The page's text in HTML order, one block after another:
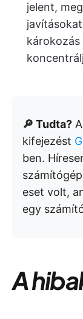
jelent,
🔎 Tudta?
kifejezést
ben.
eset volt,
egy
A